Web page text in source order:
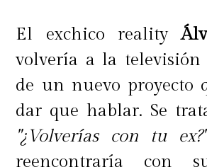
El exchico reality
volvería a la
de un nuevo proyecto
dar que hablar. Se
"¿Volverías con tu ex?"
reencontraría con